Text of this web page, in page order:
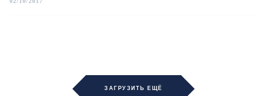
ЗАГРУЗИТЬ ЕЩЁ